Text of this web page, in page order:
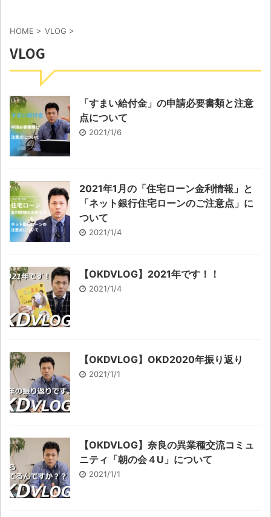
HOME > VLOG >
VLOG
「すまい給付金」の申請必要書類と注意
点について
2021/1/6
2021年1月の「住宅ローン金利情報」と
「ネット銀行住宅ローンのご注意点」に
ついて
2021/1/4
【OKDVLOG】2021年です！！
2021/1/4
【OKDVLOG】OKD2020年振り返り
2021/1/1
【OKDVLOG】奈良の異業種交流コミュ
ニティ「朝の会４U」について
2021/1/1